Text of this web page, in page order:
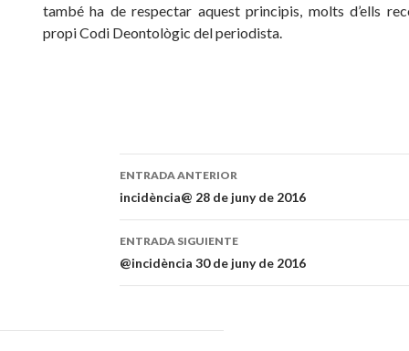
també ha de respectar aquest principis, molts d’ells
propi Codi Deontològic del periodista.
Navegación
de
entradas
ENTRADA ANTERIOR
incidència@ 28 de juny de 2016
ENTRADA SIGUIENTE
@incidència 30 de juny de 2016